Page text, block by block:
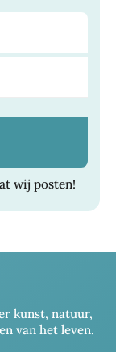
wij posten!
kunst, natuur,
van het leven.